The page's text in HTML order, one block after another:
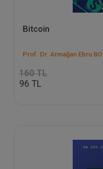
Bitcoin
Prof. Dr. Armağan Ebru
160 TL
96 TL